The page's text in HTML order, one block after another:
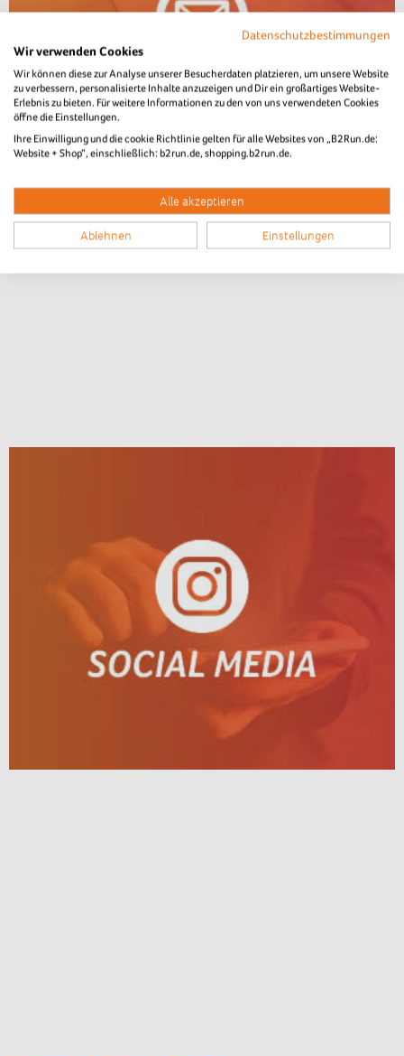
Datenschutzbestimmungen
Wir verwenden Cookies
Wir können diese zur Analyse unserer Besucherdaten platzieren, um unsere Website
zu verbessern, personalisierte Inhalte anzuzeigen und Dir ein großartiges Website-
Erlebnis zu bieten. Für weitere Informationen zu den von uns verwendeten Cookies
öffne die Einstellungen.
Ihre Einwilligung und die cookie Richtlinie gelten für alle Websites von „B2Run.de:
Website + Shop“, einschließlich: b2run.de, shopping.b2run.de.
Alle akzeptieren
Ablehnen Einstellungen